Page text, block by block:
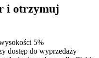
i otrzymuj
5%
dostęp do wyprzedaży